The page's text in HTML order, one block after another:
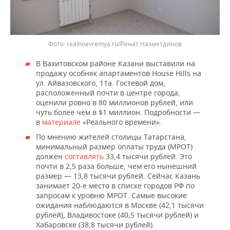
realnoevremya.ru/Ринат Назметдинов
В Вахитовском районе Казани выставили на
продажу особняк апартаментов House Hills на
ул. Айвазовского, 11а. Гостевой дом,
расположенный почти в центре города,
оценили ровно в 80 миллионов рублей, или
чуть более чем в $1 миллион. Подробности —
в материале «Реального времени».
По мнению жителей столицы Татарстана,
минимальный размер оплаты труда (МРОТ)
должен составлять 33,4 тысячи рублей. Это
почти в 2,5 раза больше, чем его нынешний
размер — 13,8 тысячи рублей. Сейчас Казань
занимает 20-е место в списке городов РФ по
запросам к уровню МРОТ. Самые высокие
ожидания наблюдаются в Москве (42,1 тысячи
рублей), Владивостоке (40,5 тысячи рублей) и
Хабаровске (38,8 тысячи рублей).